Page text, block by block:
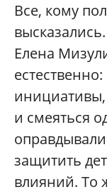
Все, кому
Елена
инициативы,
и смеяться
защитить
влияний. То